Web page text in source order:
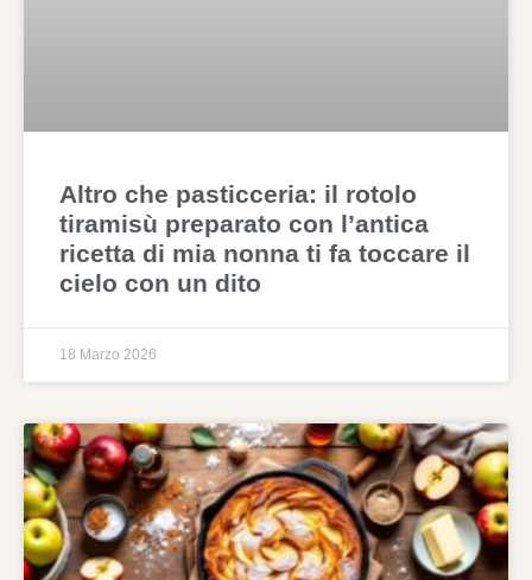
Altro che pasticceria: il rotolo
tiramisù preparato con l’antica
ricetta di mia nonna ti fa toccare il
cielo con un dito
18 Marzo 2026